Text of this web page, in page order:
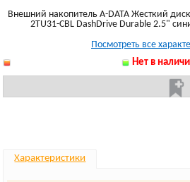
Внешний накопитель A-DATA Жесткий
2TU31-CBL DashDrive Durable 2.5"
Посмотреть все
Нет в
Характеристики